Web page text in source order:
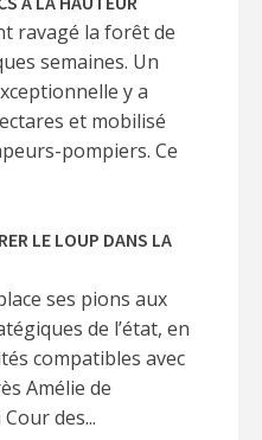
ravagé la forêt de
semaines. Un
y a
et mobilisé
pompiers. Ce
LE LOUP DANS LA
ses pions aux
de l’état, en
compatibles avec
Amélie de
des...